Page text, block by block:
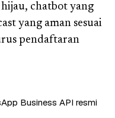
chatbot yang
yang aman sesuai
pendaftaran
Business API resmi